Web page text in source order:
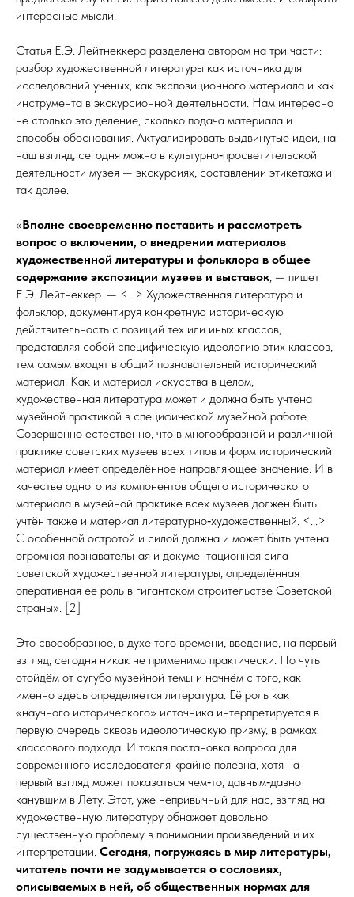
интересные мысли.
Статья Е.Э. Лейтнеккера разделена автором на три части:
разбор художественной литературы как источника для
исследований учёных, как экспозиционного материала и как
инструмента в экскурсионной деятельности. Нам интересно
не столько это деление, сколько подача материала и
способы обоснования. Актуализировать выдвинутые идеи, на
наш взгляд, сегодня можно в культурно‑просветительской
деятельности музея — экскурсиях, составлении этикетажа и
так далее.
«Вполне своевременно поставить и рассмотреть
вопрос о включении, о внедрении материалов
художественной литературы и фольклора в общее
содержание экспозиции музеев и выставок, — пишет
Е.Э. Лейт­нек­кер. — <...> Художественная литература и
фольклор, документируя конкретную историческую
действительность с позиций тех или иных классов,
представляя собой специфическую идео­логию этих классов,
тем самым входят в общий познавательный исторический
материал. Как и материал искусства в целом,
художественная литература может и должна быть учтена
музейной практикой в специфической музейной работе.
Совершенно естественно, что в многообразной и различной
практике советских музеев всех типов и форм исторический
материал имеет определённое направляющее значение. И в
качестве одного из компонентов общего исторического
материала в музейной практике всех музеев должен быть
учтён также и материал литературно‑художественный. <...>
С особенной остротой и силой должна и может быть учтена
огромная познавательная и документационная сила
советской художественной литературы, определённая
оперативная её роль в гигантском строительстве Советской
страны». [2]
Это своеобразное, в духе того времени, введение, на первый
взгляд, сегодня никак не применимо практически. Но чуть
отойдём от сугубо музейной темы и начнём с того, как
именно здесь определяется литература. Её роль как
«научного исторического» источника интерпретируется в
первую очередь сквозь идеологическую призму, в рамках
классового подхода. И такая постановка вопроса для
современного исследователя крайне полезна, хотя на
первый взгляд может показаться чем‑то, давным‑давно
канувшим в Лету. Этот, уже непривычный для нас, взгляд на
художественную литературу обнажает довольно
существенную проблему в понимании произведений и их
интерпретации. Сегодня, погружаясь в мир литературы,
читатель почти не задумывается о сословиях,
описываемых в ней, об общественных нормах для